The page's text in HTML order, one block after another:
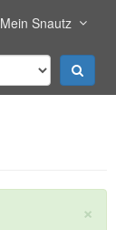
Mein Snautz
×